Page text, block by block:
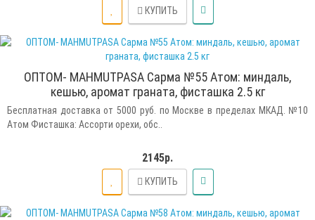
КУПИТЬ
ОПТОМ- MAHMUTPASA Сарма №55 Атом: миндаль,
кешью, аромат граната, фисташка 2.5 кг
Бесплатная доставка от 5000 руб. по Москве в пределах МКАД. №10
Атом Фисташка: Ассорти орехи, обс..
2145р.
КУПИТЬ